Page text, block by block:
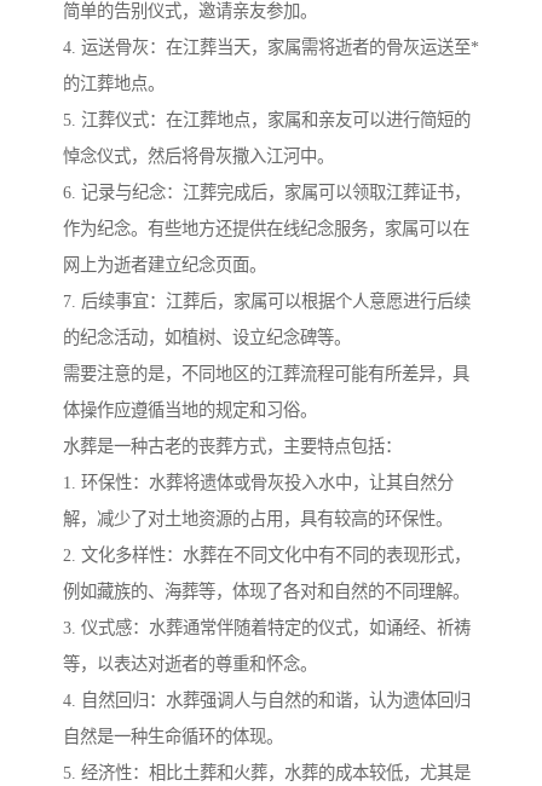
简单的告别仪式，邀请亲友参加。
4. 运送骨灰：在江葬当天，家属需将逝者的骨灰运送至*
的江葬地点。
5. 江葬仪式：在江葬地点，家属和亲友可以进行简短的
悼念仪式，然后将骨灰撒入江河中。
6. 记录与纪念：江葬完成后，家属可以领取江葬证书，
作为纪念。有些地方还提供在线纪念服务，家属可以在
网上为逝者建立纪念页面。
7. 后续事宜：江葬后，家属可以根据个人意愿进行后续
的纪念活动，如植树、设立纪念碑等。
需要注意的是，不同地区的江葬流程可能有所差异，具
体操作应遵循当地的规定和习俗。
水葬是一种古老的丧葬方式，主要特点包括：
1. 环保性：水葬将遗体或骨灰投入水中，让其自然分
解，减少了对土地资源的占用，具有较高的环保性。
2. 文化多样性：水葬在不同文化中有不同的表现形式，
例如藏族的、海葬等，体现了各对和自然的不同理解。
3. 仪式感：水葬通常伴随着特定的仪式，如诵经、祈祷
等，以表达对逝者的尊重和怀念。
4. 自然回归：水葬强调人与自然的和谐，认为遗体回归
自然是一种生命循环的体现。
5. 经济性：相比土葬和火葬，水葬的成本较低，尤其是